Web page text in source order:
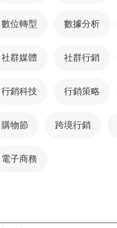
數位轉型 數據分析
社群媒體 社群行銷
行銷科技 行銷策略
購物節 跨境行銷
電子商務